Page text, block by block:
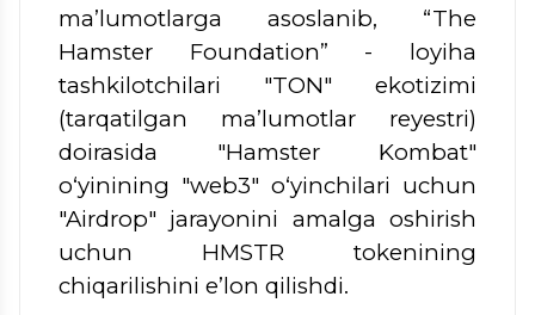
ma’lumotlarga asoslanib, “The
Hamster Foundation” - loyiha
tashkilotchilari "TON" ekotizimi
(tarqatilgan ma’lumotlar reyestri)
doirasida "Hamster Kombat"
o‘yinining "web3" o‘yinchilari uchun
"Airdrop" jarayonini amalga oshirish
uchun HMSTR tokenining
chiqarilishini e’lon qilishdi.